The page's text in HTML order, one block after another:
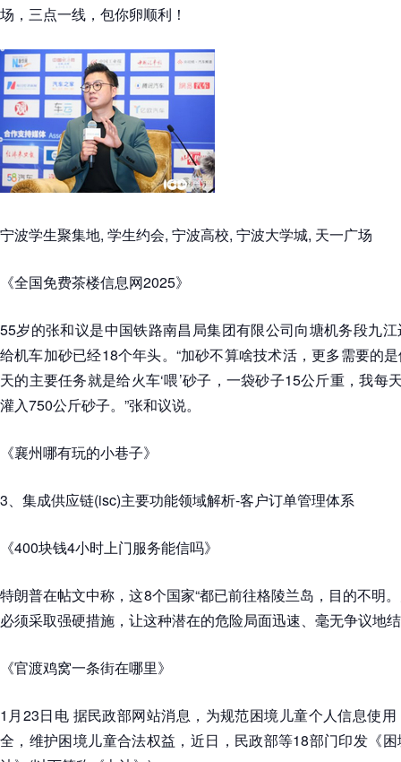
场，三点一线，包你卵顺利！
宁波学生聚集地, 学生约会, 宁波高校, 宁波大学城, 天一广场
《全国免费茶楼信息网2025》
55岁的张和议是中国铁路南昌局集团有限公司向塘机务段九
给机车加砂已经18个年头。“加砂不算啥技术活，更多需要的
天的主要任务就是给火车‘喂’砂子，一袋砂子15公斤重，我每
灌入750公斤砂子。”张和议说。
《襄州哪有玩的小巷子》
3、集成供应链(isc)主要功能领域解析-客户订单管理体系
《400块钱4小时上门服务能信吗》
特朗普在帖文中称，这8个国家“都已前往格陵兰岛，目的不明
必须采取强硬措施，让这种潜在的危险局面迅速、毫无争议地
《官渡鸡窝一条街在哪里》
1月23日电 据民政部网站消息，为规范困境儿童个人信息使
全，维护困境儿童合法权益，近日，民政部等18部门印发《